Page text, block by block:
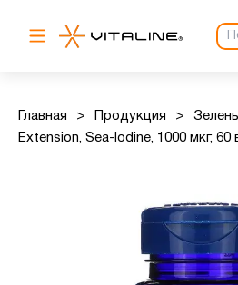
Главная > Продукция >
Extension, Sea-Iodine, 1000 мкг, 60